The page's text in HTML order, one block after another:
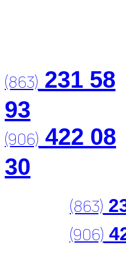
(863) 231 58
93
(906) 422 08
30
(863)
(906)